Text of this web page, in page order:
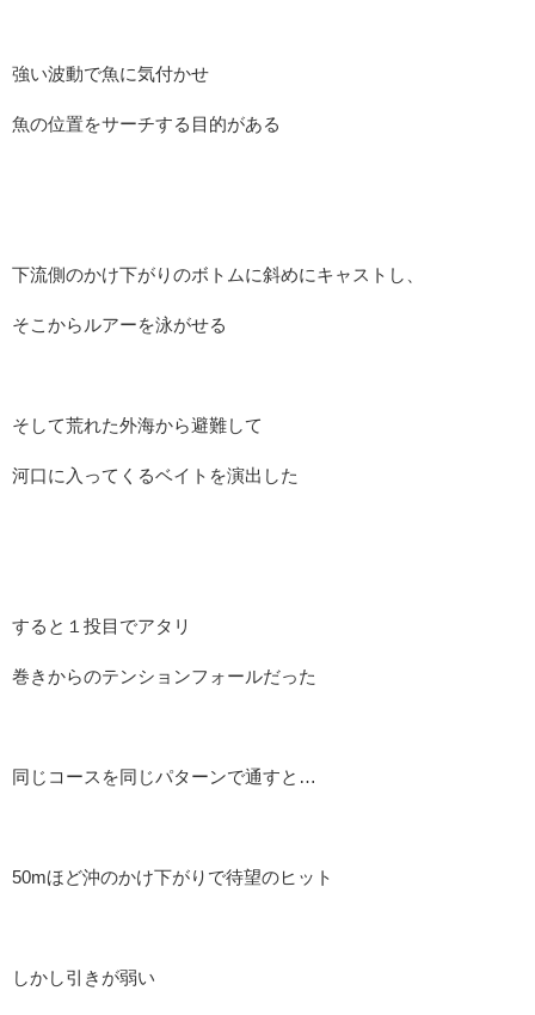
強い波動で魚に気付かせ
魚の位置をサーチする目的がある
下流側のかけ下がりのボトムに斜めにキャストし、
そこからルアーを泳がせる
そして荒れた外海から避難して
河口に入ってくるベイトを演出した
すると１投目でアタリ
巻きからのテンションフォールだった
同じコースを同じパターンで通すと…
50mほど沖のかけ下がりで待望のヒット
しかし引きが弱い